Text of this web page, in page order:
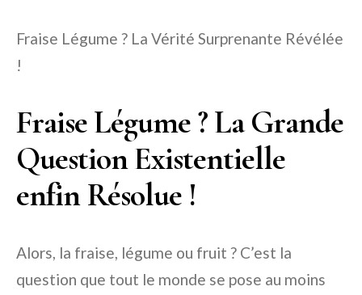
Fraise Légume ? La Vérité Surprenante Révélée
!
Fraise Légume ? La Grande
Question Existentielle
enfin Résolue !
Alors, la fraise, légume ou fruit ? C’est la
question que tout le monde se pose au moins